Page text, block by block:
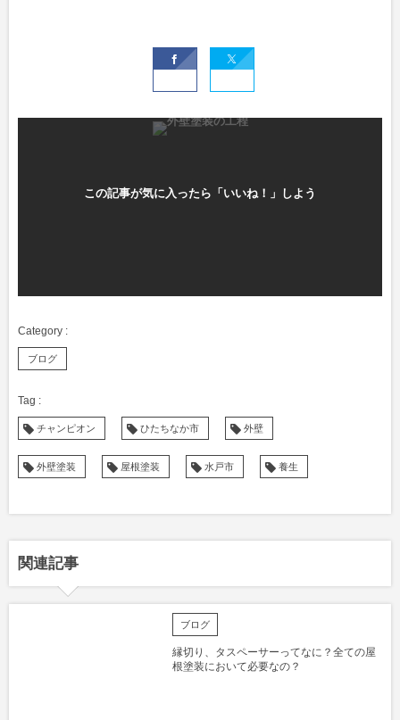
この記事が気に入ったら「いいね！」しよう
ブログ
チャンピオン ひたちなか市 外壁
外壁塗装 屋根塗装 水戸市 養生
関連記事
ブログ
縁切り、タスペーサーってなに？全ての屋
根塗装において必要なの？